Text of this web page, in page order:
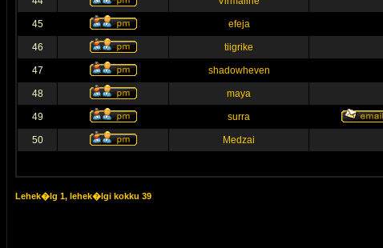
45 efeja
46 tiigrike
47 shadowheven
48 maya
49 surra
50 Medzai
Lehek�lg 1, lehek�lgi kokku 39